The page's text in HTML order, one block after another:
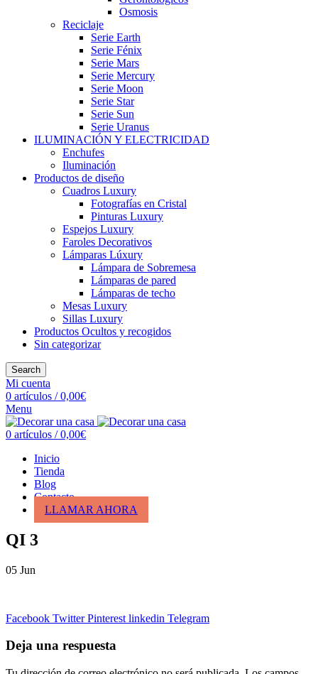
Osmosis
Reciclaje
Serie Earth
Serie Fénix
Serie Mars
Serie Mercury
Serie Moon
Serie Star
Serie Sun
Serie Uranus
ILUMINACIÓN Y ELECTRICIDAD
Enchufes
Iluminación
Productos de diseño
Cuadros Luxury
Fotografías en Cristal
Pinturas Luxury
Espejos Luxury
Faroles Decorativos
Lámparas Lúxury
Lámpara de Sobremesa
Lámparas de pared
Lámparas de techo
Mesas Luxury
Sillas Luxury
Productos Ocultos y recogidos
Sin categorizar
Search
Mi cuenta
0 artículos / 0,00€
Menu
0 artículos / 0,00€
Inicio
Tienda
Blog
Contacto
LLAMAR AHORA
QI 3
05 Jun
Facebook Twitter Pinterest linkedin Telegram
Deja una respuesta